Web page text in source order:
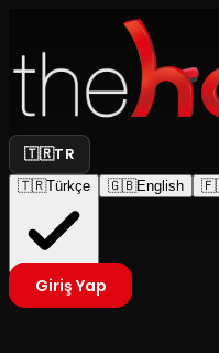
🇹🇷TR
🇹🇷Türkçe 🇬🇧English
Giriş Yap